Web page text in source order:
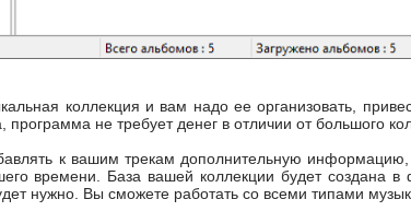
коллекция и вам надо ее организовать,
программа не требует денег в отличии от большого
к вашим трекам дополнительную
времени. База вашей коллекции будет создана в
нужно. Вы сможете работать со всеми типами